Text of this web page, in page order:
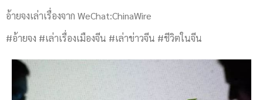
อ้ายจงเล่าเรื่องจาก WeChat:ChinaWire
#อ้ายจง #เล่าเรื่องเมืองจีน #เล่าข่าวจีน #ชีวิตในจีน